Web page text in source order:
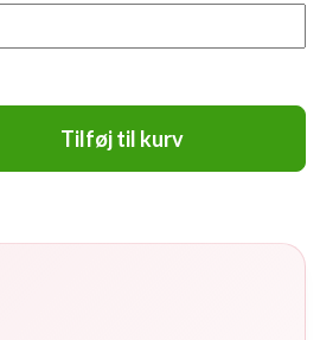
Tilføj til kurv